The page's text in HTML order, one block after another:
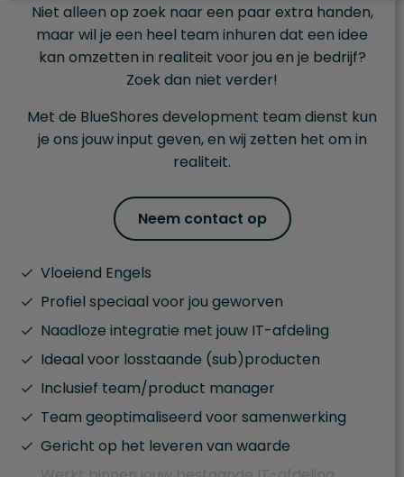
Niet alleen op zoek naar een paar extra handen,
maar wil je een heel team inhuren dat een idee
kan omzetten in realiteit voor jou en je bedrijf?
Zoek dan niet verder!
Met de BlueShores development team dienst kun
je ons jouw input geven, en wij zetten het om in
realiteit.
Neem contact op
Vloeiend Engels
Profiel speciaal voor jou geworven
Naadloze integratie met jouw IT-afdeling
Ideaal voor losstaande (sub)producten
Inclusief team/product manager
Team geoptimaliseerd voor samenwerking
Gericht op het leveren van waarde